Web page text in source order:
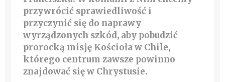
przywrócić sprawiedliwość i
przyczynić się do naprawy
wyrządzonych szkód, aby pobudzić
prorocką misję Kościoła w Chile,
którego centrum zawsze powinno
znajdować się w Chrystusie.